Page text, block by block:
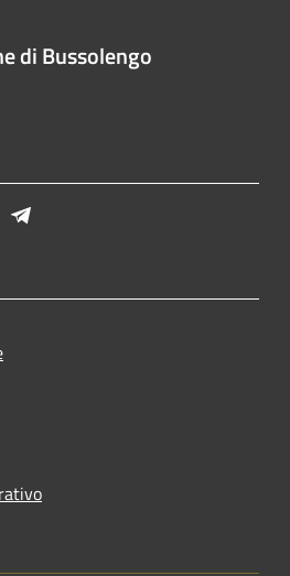
di Bussolengo